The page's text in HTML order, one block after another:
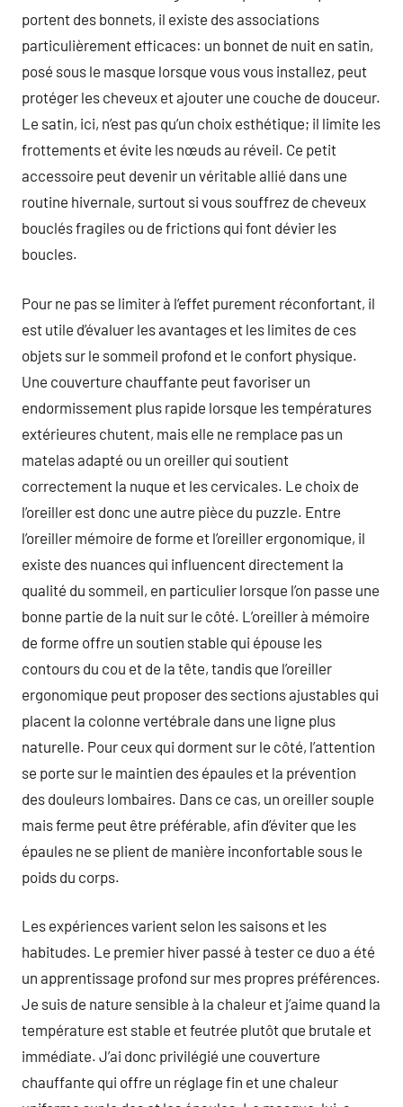
portent des bonnets, il existe des associations
particulièrement efficaces: un bonnet de nuit en satin,
posé sous le masque lorsque vous vous installez, peut
protéger les cheveux et ajouter une couche de douceur.
Le satin, ici, n’est pas qu’un choix esthétique; il limite les
frottements et évite les nœuds au réveil. Ce petit
accessoire peut devenir un véritable allié dans une
routine hivernale, surtout si vous souffrez de cheveux
bouclés fragiles ou de frictions qui font dévier les
boucles.
Pour ne pas se limiter à l’effet purement réconfortant, il
est utile d’évaluer les avantages et les limites de ces
objets sur le sommeil profond et le confort physique.
Une couverture chauffante peut favoriser un
endormissement plus rapide lorsque les températures
extérieures chutent, mais elle ne remplace pas un
matelas adapté ou un oreiller qui soutient
correctement la nuque et les cervicales. Le choix de
l’oreiller est donc une autre pièce du puzzle. Entre
l’oreiller mémoire de forme et l’oreiller ergonomique, il
existe des nuances qui influencent directement la
qualité du sommeil, en particulier lorsque l’on passe une
bonne partie de la nuit sur le côté. L’oreiller à mémoire
de forme offre un soutien stable qui épouse les
contours du cou et de la tête, tandis que l’oreiller
ergonomique peut proposer des sections ajustables qui
placent la colonne vertébrale dans une ligne plus
naturelle. Pour ceux qui dorment sur le côté, l’attention
se porte sur le maintien des épaules et la prévention
des douleurs lombaires. Dans ce cas, un oreiller souple
mais ferme peut être préférable, afin d’éviter que les
épaules ne se plient de manière inconfortable sous le
poids du corps.
Les expériences varient selon les saisons et les
habitudes. Le premier hiver passé à tester ce duo a été
un apprentissage profond sur mes propres préférences.
Je suis de nature sensible à la chaleur et j’aime quand la
température est stable et feutrée plutôt que brutale et
immédiate. J’ai donc privilégié une couverture
chauffante qui offre un réglage fin et une chaleur